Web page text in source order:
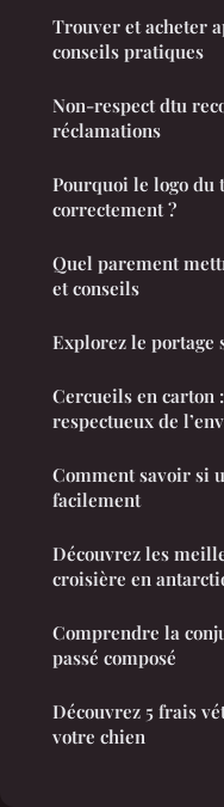
Trouver et acheter
conseils pratiques
Non-respect dtu
réclamations
Pourquoi le logo
correctement ?
Quel parement
et conseils
Explorez le portage
Cercueils en carton
respectueux de
Comment savoir si
facilement
Découvrez les
croisière en
Comprendre la
passé composé
Découvrez 5 frais
votre chien